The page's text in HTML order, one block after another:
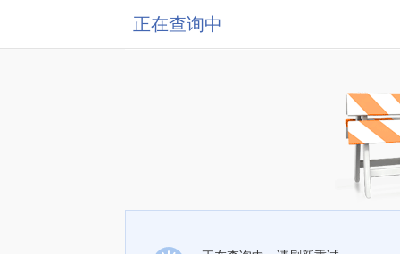
正在查询中